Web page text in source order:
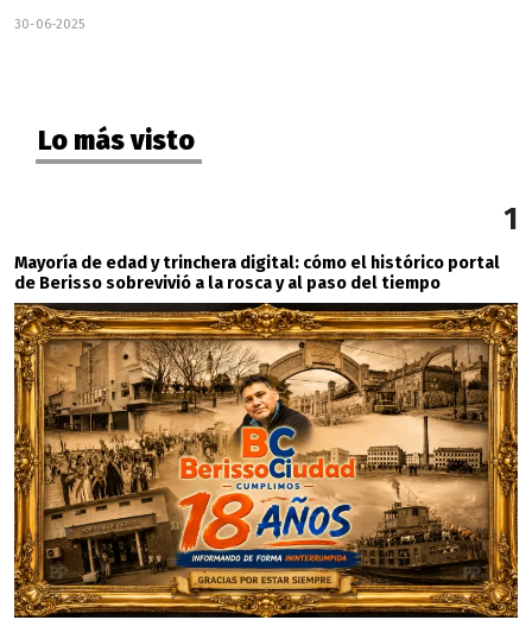
30-06-2025
Lo más visto
1
Mayoría de edad y trinchera digital: cómo el histórico portal
de Berisso sobrevivió a la rosca y al paso del tiempo